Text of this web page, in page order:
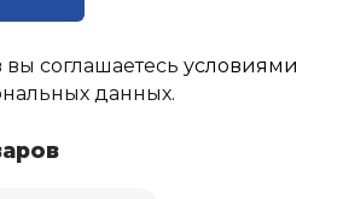
вы соглашаетесьусловиями
данных.